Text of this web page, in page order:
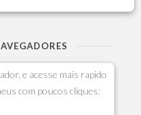
e acesse mais rapido
com poucos cliques: